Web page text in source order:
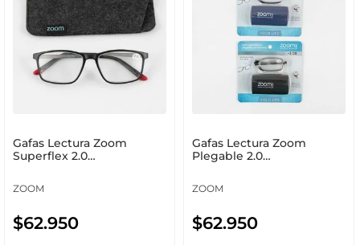
Gafas Lectura Zoom
Superflex 2.0
ZOOM
$62.950
Gafas Lectura Zoom
Plegable 2.0
ZOOM
$62.950